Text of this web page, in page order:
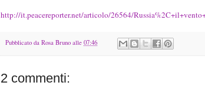
http://it.peacereporter.net/articolo/26564/
Pubblicato da Rosa Bruno alle 07:46
2 commenti: